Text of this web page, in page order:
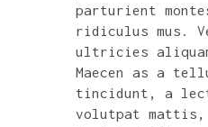
parturient
ridiculus mus.
ultricies
Maecen as a
tincidunt, a
volutpat mattis,